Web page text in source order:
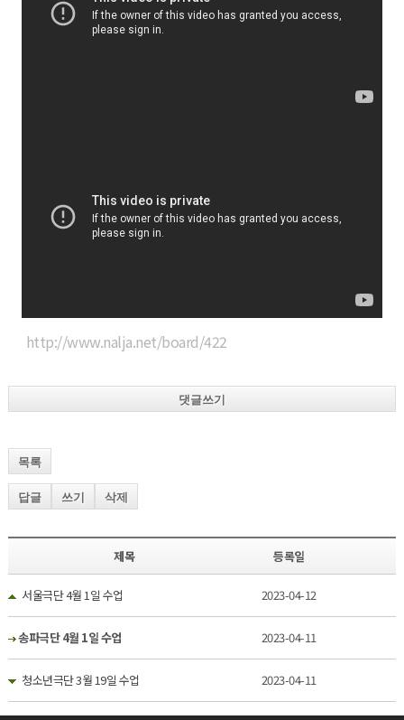
http://www.nalja.net/board/422
댓글쓰기
목록
답글 쓰기 삭제
제목 등록일
서울극단 4월 1일 수업 2023-04-12
송파극단 4월 1일 수업 2023-04-11
청소년극단 3월 19일 수업 2023-04-11